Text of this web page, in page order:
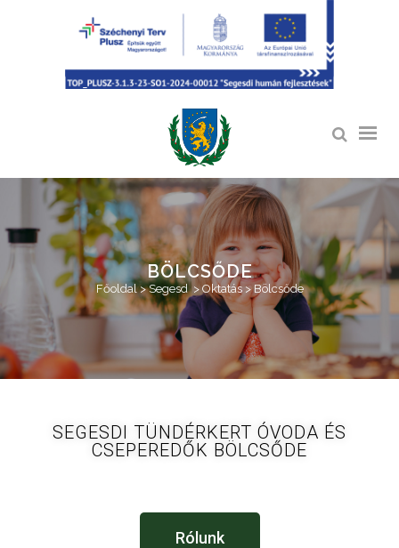
BÖLCSŐDE
Főoldal>Segesd >Oktatás>Bölcsőde
SEGESDI TÜNDÉRKERT ÓVODA ÉS
CSEPEREDŐK BÖLCSŐDE
Rólunk